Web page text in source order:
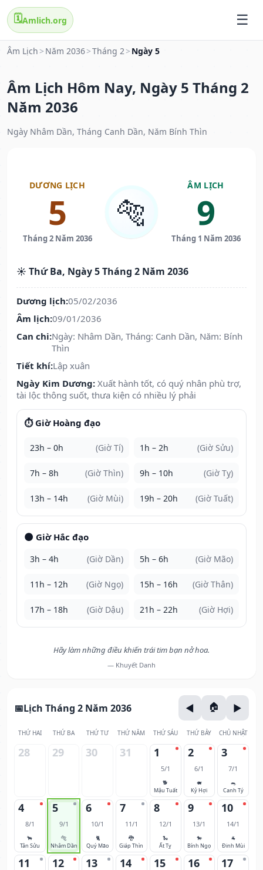
🗓️Amlich.org
Âm Lịch > Năm 2036>Tháng 2> Ngày 5
Âm Lịch Hôm Nay, Ngày 5 Tháng 2
Năm 2036
Ngày Nhâm Dần, Tháng Canh Dần, Năm Bính Thìn
DƯƠNG LỊCH
5
Tháng 2 Năm 2036
🐅
ÂM LỊCH
9
Tháng 1 Năm 2036
☀️ Thứ Ba, Ngày 5 Tháng 2 Năm 2036
Dương lịch:05/02/2036
Âm lịch:09/01/2036
Can chi:Ngày: Nhâm Dần, Tháng: Canh Dần, Năm: Bính
Thìn
Tiết khí:Lập xuân
Ngày Kim Dương: Xuất hành tốt, có quý nhân phù trợ,
tài lộc thông suốt, thưa kiện có nhiều lý phải
⏱️ Giờ Hoàng đạo
23h – 0h (Giờ Tí) 1h – 2h (Giờ Sửu)
7h – 8h (Giờ Thìn) 9h – 10h (Giờ Tỵ)
13h – 14h (Giờ Mùi) 19h – 20h (Giờ Tuất)
🌑 Giờ Hắc đạo
3h – 4h (Giờ Dần) 5h – 6h (Giờ Mão)
11h – 12h (Giờ Ngọ) 15h – 16h (Giờ Thân)
17h – 18h (Giờ Dậu) 21h – 22h (Giờ Hợi)
Hãy làm những điều khiến trái tim bạn nở hoa.
— Khuyết Danh
Lịch Tháng 2 Năm 2036
THỨ HAI THỨ BA THỨ TƯ THỨ NĂM THỨ SÁU THỨ BẢY CHỦ NHẬT
28 29 30 31 1
5/1
🐕
Mậu Tuất
2
6/1
🐖
Kỷ Hợi
3
7/1
🐀
Canh Tý
4
8/1
🐂
Tân Sửu
5
9/1
🐅
Nhâm Dần
6
10/1
🐈
Quý Mão
7
11/1
🐉
Giáp Thìn
8
12/1
🐍
Ất Tỵ
9
13/1
🐎
Bính Ngọ
10
14/1
🐐
Đinh Mùi
11 12 13 14 15 16 17